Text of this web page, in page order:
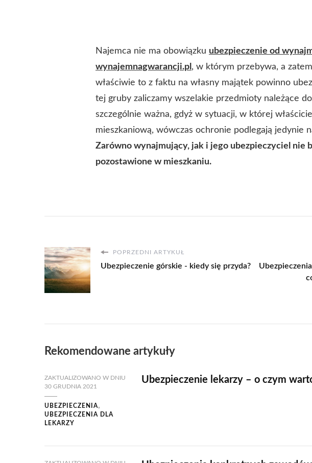
Najemca nie ma obowiązku ubezpieczenie od
wynajemnagwarancji.pl , w którym przebywa, a
właściwie to z faktu na własny majątek powinno
tej gruby zaliczamy wszelakie przedmioty należące
szczególnie ważna, gdyż w sytuacji, w której
mieszkaniową, wówczas ochronie podlegają jedynie
Zarówno wynajmujący, jak i jego ubezpieczyciel nie
pozostawione w mieszkaniu.
POPRZEDNI ARTYKUŁ
Ubezpieczenie górskie - kiedy się przyda?
Rekomendowane artykuły
ZAKTUALIZOWANO W DNIU
30 GRUDNIA 2021
UBEZPIECZENIA
UBEZPIECZENIA DLA
LEKARZY
Ubezpieczenie lekarzy – o czym